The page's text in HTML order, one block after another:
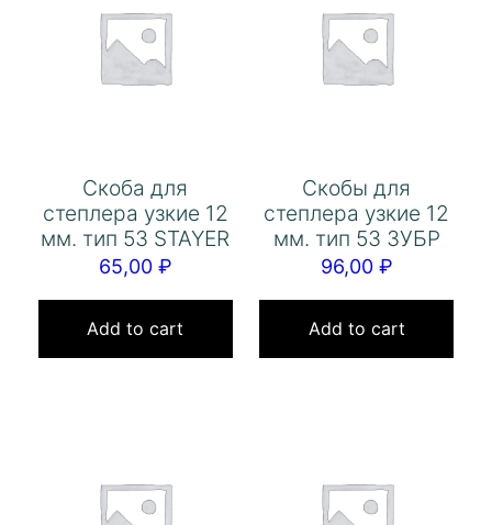
Скоба для
степлера узкие 12
мм. тип 53 STAYER
65,00 ₽
Add to cart
Скобы для
степлера узкие 12
мм. тип 53 ЗУБР
96,00 ₽
Add to cart